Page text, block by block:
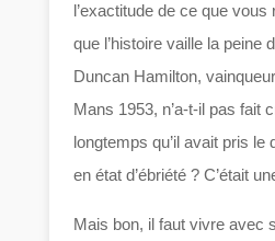
l’exactitude de ce que
que l’histoire vaille la peine
Duncan Hamilton,
Mans 1953, n’a-t-il pas fait
longtemps qu’il avait pris le
en état d’ébriété ? C’était
Mais bon, il faut vivre avec